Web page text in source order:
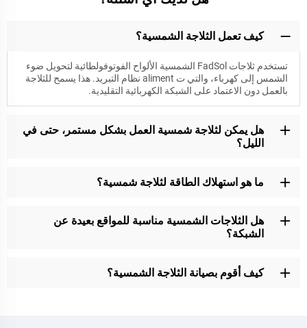
كيف تعمل الثلاجة الشمسية؟
تستخدم ثلاجات FadSol الشمسية الألواح الفوتوفولطائية لتحويل ضوء
الشمس إلى كهرباء، والتي ت aliment نظام التبريد. هذا يسمح للثلاجة
بالعمل دون الاعتماد على الشبكة الكهربائية التقليدية.
هل يمكن لثلاجة شمسية العمل بشكل مستمر، حتى في
الليل؟
ما هو استهلاك الطاقة لثلاجة شمسية؟
هل الثلاجات الشمسية مناسبة للمواقع بعيدة عن
الشبكة؟
كيف أقوم بصيانة الثلاجة الشمسية؟